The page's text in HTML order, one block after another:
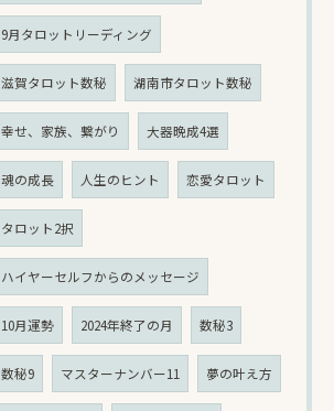
9月タロットリーディング
滋賀タロット数秘 湖南市タロット数秘
幸せ、家族、繋がり 大器晩成4選
魂の成長 人生のヒント 恋愛タロット
タロット2択
ハイヤーセルフからのメッセージ
10月運勢 2024年終了の月 数秘3
数秘9 マスターナンバー11 夢の叶え方